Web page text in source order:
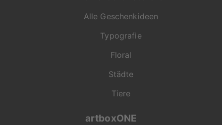
Alle Geschenkideen
Typografie
Floral
Städte
Tiere
artboxONE